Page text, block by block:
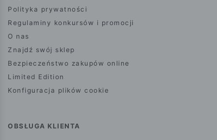
Polityka prywatności
Regulaminy konkursów i promocji
O nas
Znajdź swój sklep
Bezpieczeństwo zakupów online
Limited Edition
Konfiguracja plików cookie
OBSŁUGA KLIENTA